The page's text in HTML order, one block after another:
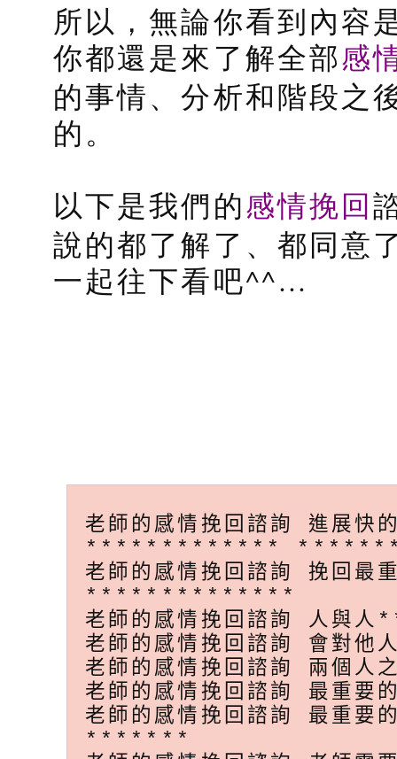
所以，無論你看到內容
你都還是來了解全部感
的事情、分析和階段之
的。
以下是我們的感情挽回
說的都了解了、都同意
一起往下看吧^^…
老師的感情挽回諮詢 進展快
*************
老師的感情挽回諮詢 挽
**************
老師的感情挽回諮詢 人與
老師的感情挽回諮詢 會對
老師的感情挽回諮詢 兩個人
老師的感情挽回諮詢
老師的感情挽回諮詢
*******